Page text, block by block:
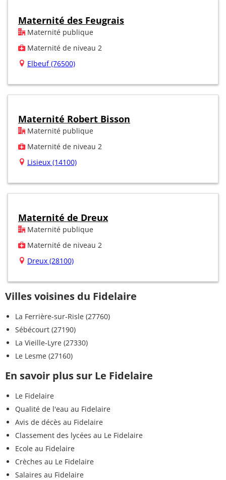
Maternité des Feugrais
Maternité publique
Maternité de niveau 2
Elbeuf (76500)
Maternité Robert Bisson
Maternité publique
Maternité de niveau 2
Lisieux (14100)
Maternité de Dreux
Maternité publique
Maternité de niveau 2
Dreux (28100)
Villes voisines du Fidelaire
La Ferrière-sur-Risle (27760)
Sébécourt (27190)
La Vieille-Lyre (27330)
Le Lesme (27160)
En savoir plus sur Le Fidelaire
Le Fidelaire
Qualité de l'eau au Fidelaire
Avis de décès au Fidelaire
Classement des lycées au Le Fidelaire
Ecole au Fidelaire
Crèches au Le Fidelaire
Salaires au Fidelaire